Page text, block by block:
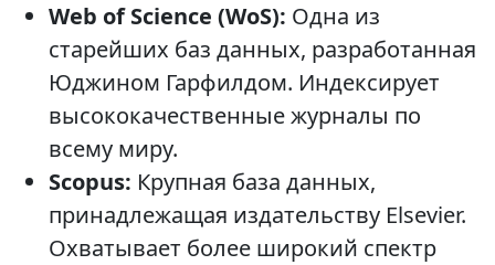
Web of Science (WoS): Одна из
старейших баз данных, разработанная
Юджином Гарфилдом. Индексирует
высококачественные журналы по
всему миру.
Scopus: Крупная база данных,
принадлежащая издательству Elsevier.
Охватывает более широкий спектр